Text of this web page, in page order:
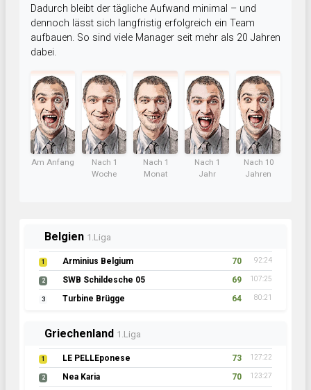
Dadurch bleibt der tägliche Aufwand minimal – und
dennoch lässt sich langfristig erfolgreich ein Team
aufbauen. So sind viele Manager seit mehr als 20 Jahren
dabei.
Am Anfang
Nach 1
Woche
Nach 1
Monat
Nach 1
Jahr
Nach 10
Jahren
Belgien 1.Liga
1 Arminius Belgium 70 92:24
2 SWB Schildesche 05 69 107:25
3 Turbine Brügge 64 80:21
Griechenland 1.Liga
1 LE PELLEponese 73 127:22
2 Nea Karia 70 123:27